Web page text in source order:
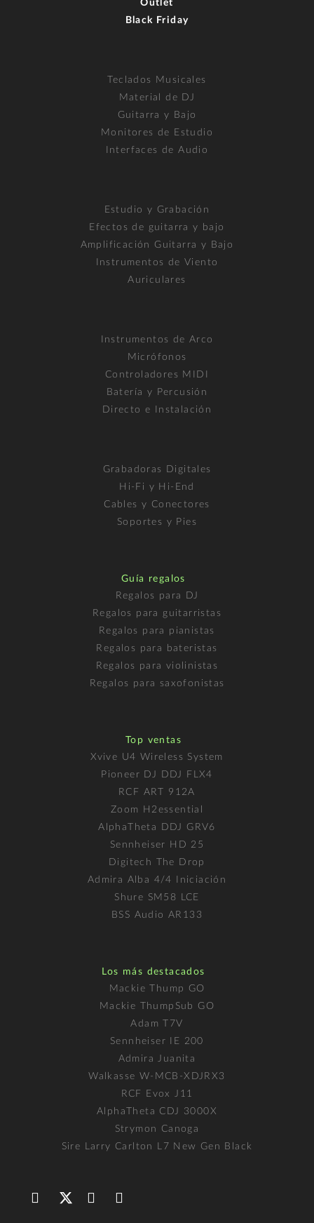
Outlet
Black Friday
Teclados Musicales
Material de DJ
Guitarra y Bajo
Monitores de Estudio
Interfaces de Audio
Estudio y Grabación
Efectos de guitarra y bajo
Amplificación Guitarra y Bajo
Instrumentos de Viento
Auriculares
Instrumentos de Arco
Micrófonos
Controladores MIDI
Batería y Percusión
Directo e Instalación
Grabadoras Digitales
Hi-Fi y Hi-End
Cables y Conectores
Soportes y Pies
Guía regalos
Regalos para DJ
Regalos para guitarristas
Regalos para pianistas
Regalos para bateristas
Regalos para violinistas
Regalos para saxofonistas
Top ventas
Xvive U4 Wireless System
Pioneer DJ DDJ FLX4
RCF ART 912A
Zoom H2essential
AlphaTheta DDJ GRV6
Sennheiser HD 25
Digitech The Drop
Admira Alba 4/4 Iniciación
Shure SM58 LCE
BSS Audio AR133
Los más destacados
Mackie Thump GO
Mackie ThumpSub GO
Adam T7V
Sennheiser IE 200
Admira Juanita
Walkasse W-MCB-XDJRX3
RCF Evox J11
AlphaTheta CDJ 3000X
Strymon Canoga
Sire Larry Carlton L7 New Gen Black